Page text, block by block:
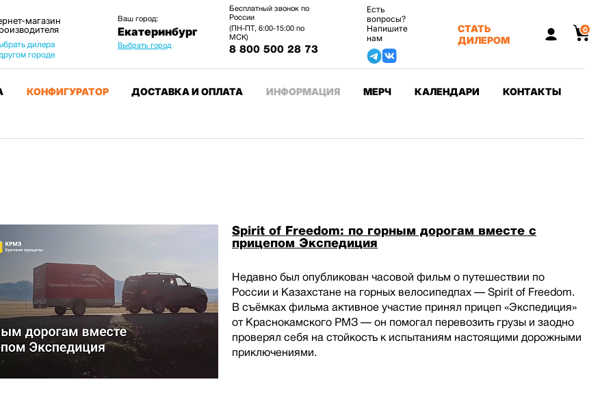
магазин
дилера
городе
Ваш город:
Екатеринбург
Выбрать город
Бесплатный звонок по
России
(ПН-ПТ, 6:00-15:00 по
МСК)
8 800 500 28 73
Есть
вопросы?
Напишите
нам
СТАТЬ
ДИЛЕРОМ
0
КОНФИГУРАТОР ДОСТАВКА И ОПЛАТА ИНФОРМАЦИЯ МЕРЧ КАЛЕНДАРИ КОНТАКТЫ
Spirit of Freedom: по горным дорогам вместе с
прицепом Экспедиция
Недавно был опубликован часовой фильм о путешествии по
России и Казахстане на горных велосипедпах — Spirit of Freedom.
В съёмках фильма активное участие принял прицеп «Экспедиция»
от Краснокамского РМЗ — он помогал перевозить грузы и заодно
проверял себя на стойкость к испытаниям настоящими дорожными
приключениями.